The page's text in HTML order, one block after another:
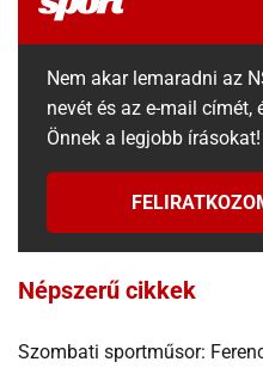
Nem akar lemaradni az
nevét és az e-mail
Önnek a legjobb írásokat!
Népszerű cikkek
Szombati sportműsor: